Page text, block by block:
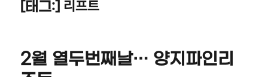
[태그:] 리프트
2월 열두번째날… 양지파인리